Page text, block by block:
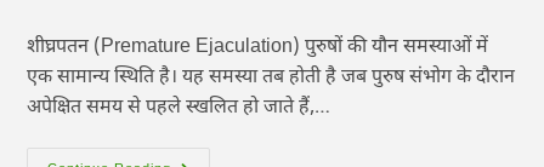
शीघ्रपतन (Premature Ejaculation) पुरुषों की यौन समस्याओं में
एक सामान्य स्थिति है। यह समस्या तब होती है जब पुरुष संभोग के दौरान
अपेक्षित समय से पहले स्खलित हो जाते हैं,…